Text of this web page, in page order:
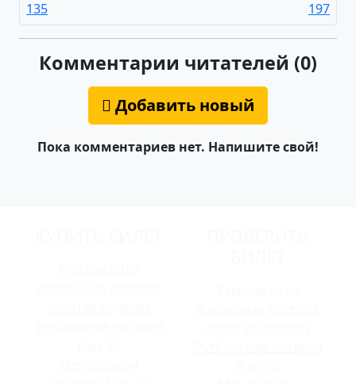
135
197
Комментарии читателей (0)
Добавить новый
Пока комментариев нет. Напишите свой!